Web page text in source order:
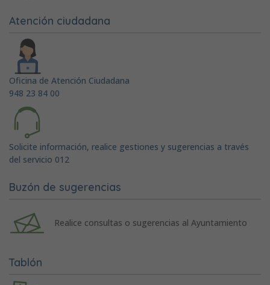
Atención ciudadana
Oficina de Atención Ciudadana
948 23 84 00
Solicite información, realice gestiones y sugerencias a través
del servicio 012
Buzón de sugerencias
Realice consultas o sugerencias al Ayuntamiento
Tablón